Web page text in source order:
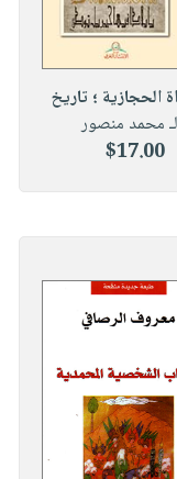
الحجازية ؛ تاريخ
لـ محمد منصور
$17.00